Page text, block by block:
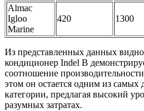
Almac
Igloo
Marine
420 1300
Из представленных данных
кондиционер Indel B
соотношение
этом он остается одним из
категории, предлагая высокий
разумных затратах.